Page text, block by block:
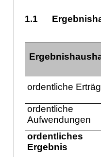
1.1
ordentliche Erträ
ordentliche
Aufwendungen
ordentliches
Ergebnis